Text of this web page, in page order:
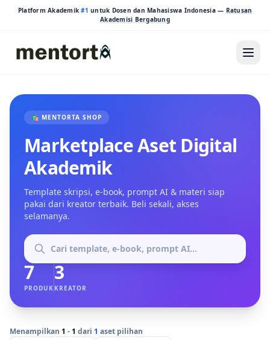
Platform Akademik#1 untuk Dosen dan Mahasiswa Indonesia — Ratusan
Akademisi Bergabung
🛍️ MENTORTA SHOP
Marketplace Aset Digital
Akademik
Template skripsi, e-book, prompt AI & materi siap
pakai dari kreator terbaik. Beli sekali, akses
selamanya.
7
PRODUK
3
KREATOR
Menampilkan 1 - 1 dari 1 aset pilihan